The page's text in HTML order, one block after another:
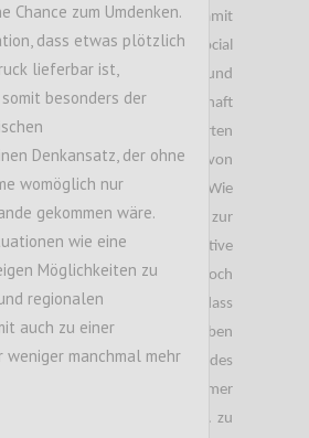
19 Pandemie und die damit
Maßnahmen wie das social
große Herausforderungen und
innerhalb der Gesellschaft
durch die veränderten
gewinnen einige Produkte, von
hätte, an Bedeutung. Wie
haben die Maßnahmen zur
Covid-19 einige negative
Wirtschaft zur Folge. Jedoch
weniger offensichtlich, dass
negative Folgen ergeben
war der Besuch des
viele Personen von enormer
und ,,fit“ zu werden bzw. zu
Chance zum Umdenken.
dass etwas plötzlich
lieferbar ist,
besonders der
Denkansatz, der ohne
womöglich nur
gekommen wäre.
wie eine
Möglichkeiten zu
regionalen
auch zu einer
weniger manchmal mehr